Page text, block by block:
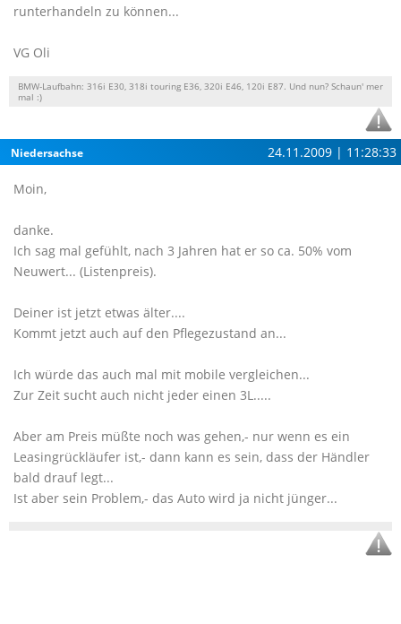
runterhandeln zu können...
VG Oli
BMW-Laufbahn: 316i E30, 318i touring E36, 320i E46, 120i E87. Und nun? Schaun' mer
mal :)
Niedersachse 24.11.2009 | 11:28:33
Moin,
danke.
Ich sag mal gefühlt, nach 3 Jahren hat er so ca. 50% vom
Neuwert... (Listenpreis).
Deiner ist jetzt etwas älter....
Kommt jetzt auch auf den Pflegezustand an...
Ich würde das auch mal mit mobile vergleichen...
Zur Zeit sucht auch nicht jeder einen 3L.....
Aber am Preis müßte noch was gehen,- nur wenn es ein
Leasingrückläufer ist,- dann kann es sein, dass der Händler
bald drauf legt...
Ist aber sein Problem,- das Auto wird ja nicht jünger...